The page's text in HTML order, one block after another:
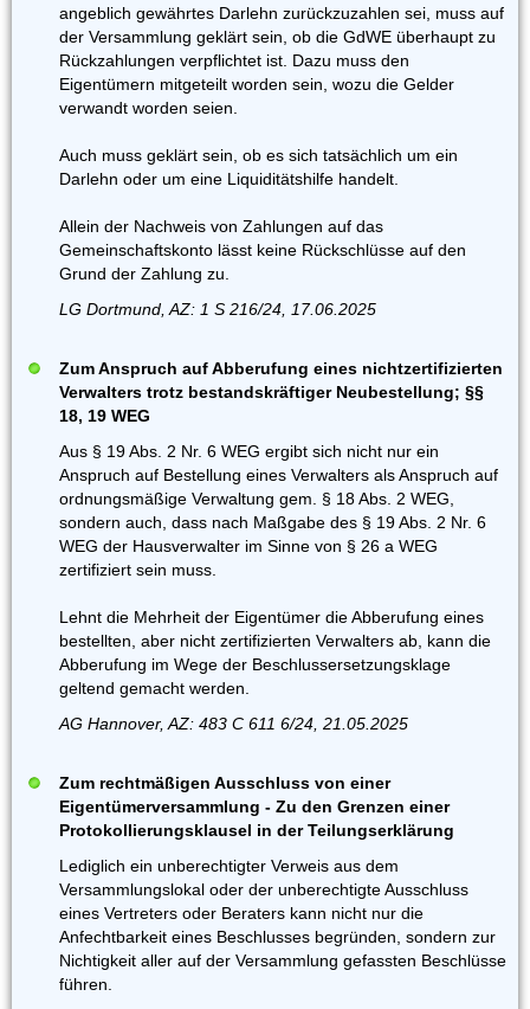
angeblich gewährtes Darlehn zurückzuzahlen sei, muss auf
der Versammlung geklärt sein, ob die GdWE überhaupt zu
Rückzahlungen verpflichtet ist. Dazu muss den
Eigentümern mitgeteilt worden sein, wozu die Gelder
verwandt worden seien.
Auch muss geklärt sein, ob es sich tatsächlich um ein
Darlehn oder um eine Liquiditätshilfe handelt.
Allein der Nachweis von Zahlungen auf das
Gemeinschaftskonto lässt keine Rückschlüsse auf den
Grund der Zahlung zu.
LG Dortmund, AZ: 1 S 216/24, 17.06.2025
Zum Anspruch auf Abberufung eines nichtzertifizierten
Verwalters trotz bestandskräftiger Neubestellung; §§
18, 19 WEG
Aus § 19 Abs. 2 Nr. 6 WEG ergibt sich nicht nur ein
Anspruch auf Bestellung eines Verwalters als Anspruch auf
ordnungsmäßige Verwaltung gem. § 18 Abs. 2 WEG,
sondern auch, dass nach Maßgabe des § 19 Abs. 2 Nr. 6
WEG der Hausverwalter im Sinne von § 26 a WEG
zertifiziert sein muss.
Lehnt die Mehrheit der Eigentümer die Abberufung eines
bestellten, aber nicht zertifizierten Verwalters ab, kann die
Abberufung im Wege der Beschlussersetzungsklage
geltend gemacht werden.
AG Hannover, AZ: 483 C 611 6/24, 21.05.2025
Zum rechtmäßigen Ausschluss von einer
Eigentümerversammlung - Zu den Grenzen einer
Protokollierungsklausel in der Teilungserklärung
Lediglich ein unberechtigter Verweis aus dem
Versammlungslokal oder der unberechtigte Ausschluss
eines Vertreters oder Beraters kann nicht nur die
Anfechtbarkeit eines Beschlusses begründen, sondern zur
Nichtigkeit aller auf der Versammlung gefassten Beschlüsse
führen.